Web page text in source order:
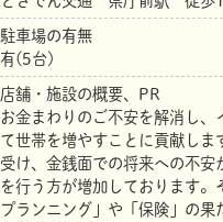
駐車場の有無
有(5台)
店舗・施設の概要、PR
お金まわりのご不安を解消し
て世帯を増やすことに貢献しま
受け、金銭面での将来への不
を行う方が増加しております。
プランニング」や「保険」の果